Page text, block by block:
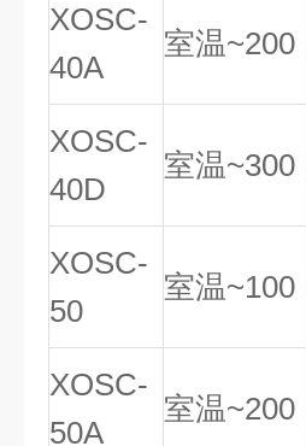
XOSC-
40A
室温~200
XOSC-
40D
室温~300
XOSC-
50
室温~100
XOSC-
50A
室温~200